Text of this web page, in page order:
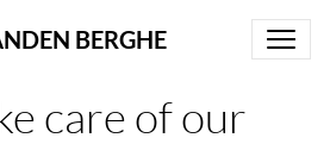
BERGHE
care of our